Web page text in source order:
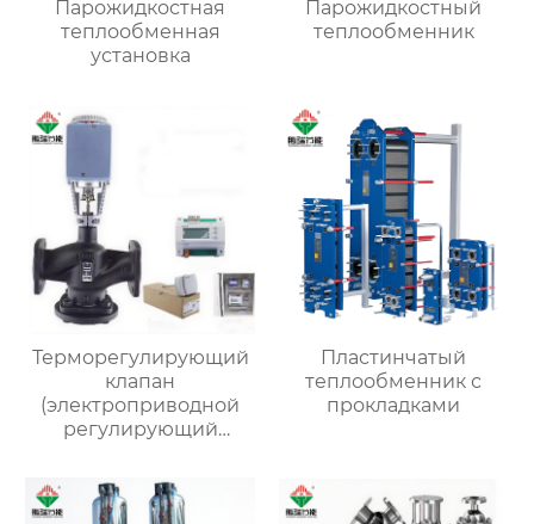
Парожидкостная
теплообменная
установка
Парожидкостный
теплообменник
Терморегулирующий
клапан
(электроприводной
регулирующий
Пластинчатый
теплообменник с
прокладками